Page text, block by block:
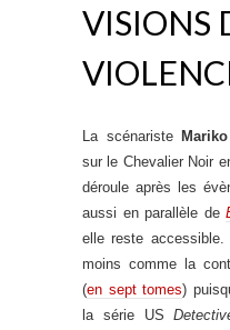
VISIONS
La scénariste
sur le Chevalier Noir
déroule après les
aussi en parallèle de
elle reste
moins comme la
(en sept tomes)
la série US